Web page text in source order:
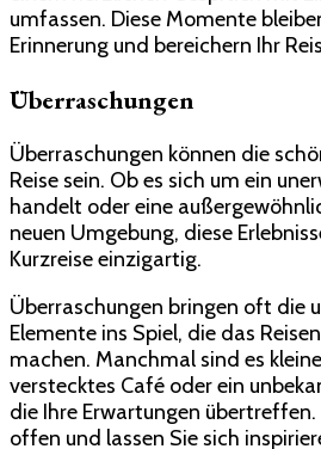
umfassen. Diese Momente
Erinnerung und bereichern Ihr
Überraschungen
Überraschungen können die
Reise sein. Ob es sich um ein
handelt oder eine
neuen Umgebung, diese
Kurzreise einzigartig.
Überraschungen bringen oft die
Elemente ins Spiel, die das
machen. Manchmal sind es
verstecktes Café oder ein
die Ihre Erwartungen übertreffen.
offen und lassen Sie sich